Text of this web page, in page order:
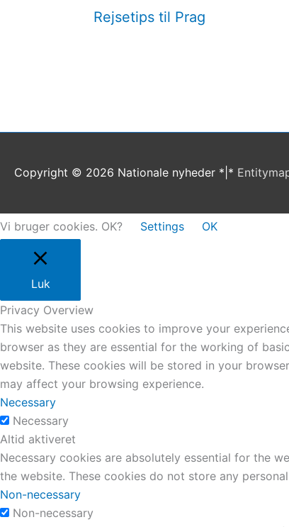
Rejsetips til Prag
Copyright © 2026 Nationale nyheder *|*
Vi bruger cookies. OK? Settings OK
Luk
Privacy Overview
This website uses cookies to improve your
browser as they are essential for the working of
website. These cookies will be stored in your
may affect your browsing experience.
Necessary
Necessary
Altid aktiveret
Necessary cookies are absolutely essential for the
the website. These cookies do not store any
Non-necessary
Non-necessary